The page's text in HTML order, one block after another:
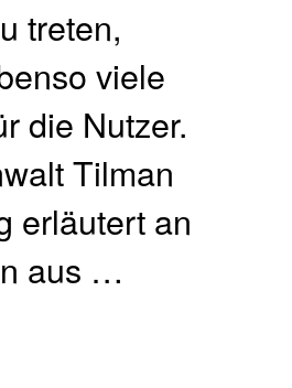
treten,
viele
die Nutzer.
Tilman
erläutert an
aus …